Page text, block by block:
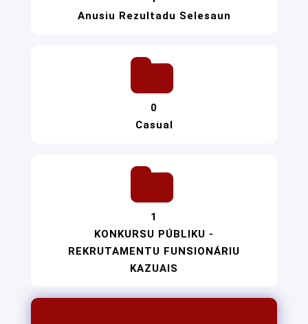
Anusiu Rezultadu Selesaun
0
Casual
1
KONKURSU PÚBLIKU -
REKRUTAMENTU FUNSIONÁRIU
KAZUAIS